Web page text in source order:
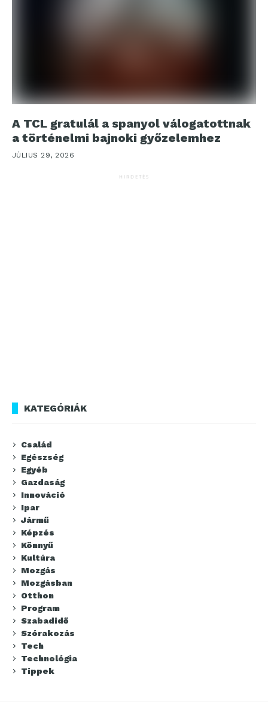
A TCL gratulál a spanyol válogatottnak
a történelmi bajnoki győzelemhez
JÚLIUS 29, 2026
HIRDETÉS
KATEGÓRIÁK
Család
Egészség
Egyéb
Gazdaság
Innováció
Ipar
Jármű
Képzés
Könnyű
Kultúra
Mozgás
Mozgásban
Otthon
Program
Szabadidő
Szórakozás
Tech
Technológia
Tippek